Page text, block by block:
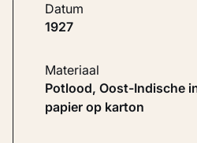
Datum
1927
Materiaal
Potlood, Oost-Indische inkt en gouache op
papier op karton